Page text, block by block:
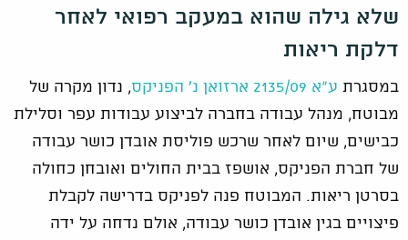
שלא גילה שהוא במעקב רפואי לאחר
דלקת ריאות
במסגרת ע"א 2135/09 ארזואן נ' הפניקס
, נדון מקרה של
מבוטח, מנהל עבודה בחברה לביצוע עבודות עפר וסלילת
כבישים, שיום לאחר שרכש פוליסת אובדן כושר עבודה
של חברת הפניקס, אושפז בבית החולים ואובחן כחולה
בסרטן ריאות. המבוטח פנה לפניקס בדרישה לקבלת
פיצויים בגין אובדן כושר עבודה, אולם נדחה על ידה